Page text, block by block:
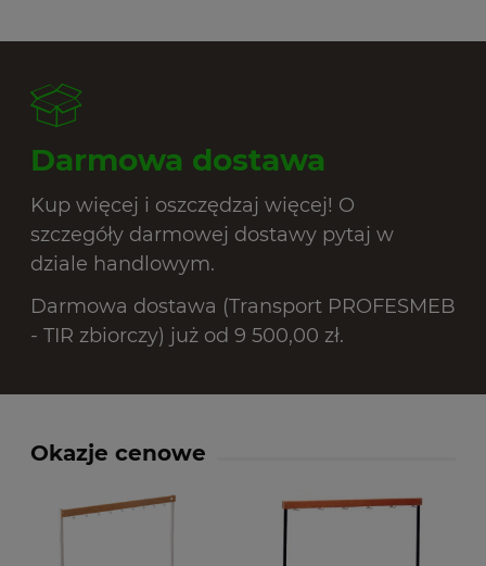
Darmowa dostawa
Kup więcej i oszczędzaj więcej! O
szczegóły darmowej dostawy pytaj w
dziale handlowym.
Darmowa dostawa (Transport PROFESMEB
- TIR zbiorczy) już od 9 500,00 zł.
Okazje cenowe